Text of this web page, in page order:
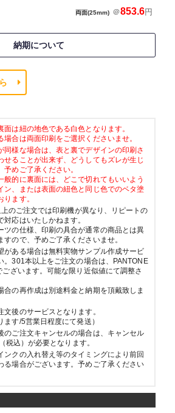
両面(25mm) ＠853.6円
納期について
面は紐の地色である白色となります。
場合は両面印刷をご選択くださいませ。
同様な場合は、表と裏でデザインの印刷さ
せることが出来ず、どうしてもズレが生じ
めご了承ください。
般的に裏面には、どこで切れてもいいよう
ン、または表面の紐色と同じ色でのベタ塗
ります。
のご注文では印刷機が異なり、リピートの
応はいたしかねます。
ツの仕様、印刷の具合が通常の商品とは異
すので、予めご了承くださいませ。
がある場合は無料実物サンプル作成サービ
。301本以上をご注文の場合は、PANTONE
ざいます。可能な限り近似値にて調整さ
合の再作成は別途料金と納期を頂戴致しま
文後のサービスとなります。
ます/5営業日程度にて発送）
のご注文キャンセルの場合は、キャンセル
税込）が必要となります。
ンクの入れ替え等のタイミングにより前回
る場合がございます。予めご了承ください